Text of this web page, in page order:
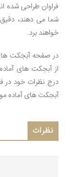
فراوان طراحی شده
شما می دهند،
خواهند برد.
در صفحه آبجکت های
از آبجکت های
درج نظرات خود در
آبجکت های آماده
نظرات